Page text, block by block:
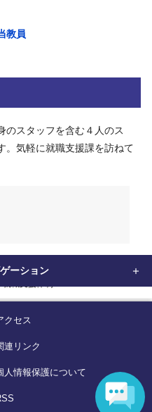
教員
のスタッフを含む４人のス
。気軽に就職支援課を訪ねて
ーション
クセス
連リンク
人情報保護について